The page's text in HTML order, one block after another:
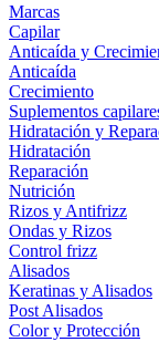
Marcas
Capilar
Anticaída y
Anticaída
Crecimiento
Suplementos
Hidratación y
Hidratación
Reparación
Nutrición
Rizos y Antifrizz
Ondas y Rizos
Control frizz
Alisados
Keratinas y Alisados
Post Alisados
Color y Protección